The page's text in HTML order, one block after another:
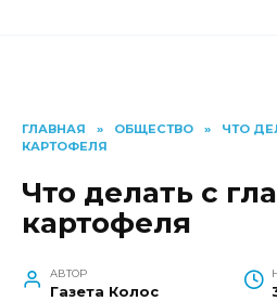
ГЛАВНАЯ » ОБЩЕСТВО »
ЧТО
КАРТОФЕЛЯ
Что делать с
картофеля
АВТОР
Газета Колос